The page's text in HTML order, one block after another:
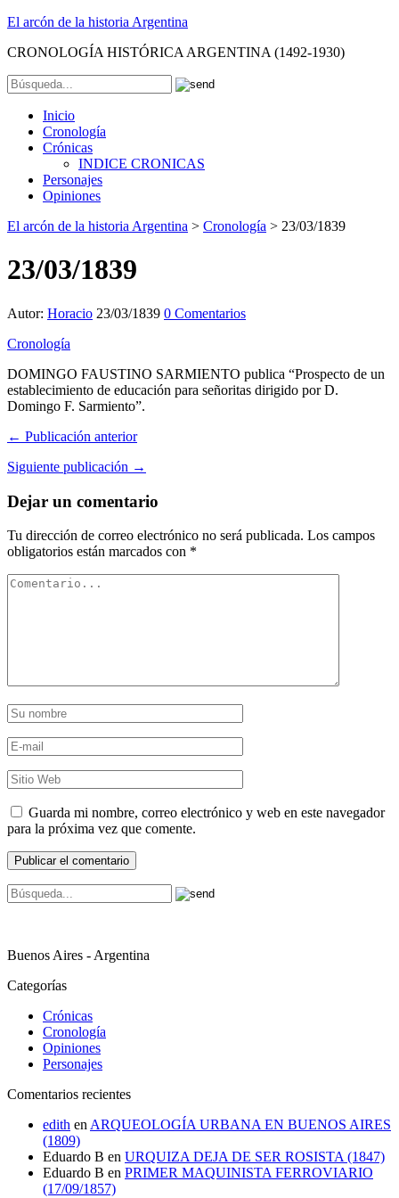
El arcón de la historia Argentina
CRONOLOGÍA HISTÓRICA ARGENTINA (1492-1930)
Inicio
Cronología
Crónicas
INDICE CRONICAS
Personajes
Opiniones
El arcón de la historia Argentina > Cronología > 23/03/1839
23/03/1839
Autor: Horacio 23/03/1839 0 Comentarios
Cronología
DOMINGO FAUSTINO SARMIENTO publica “Prospecto de un
establecimiento de educación para señoritas dirigido por D.
Domingo F. Sarmiento”.
← Publicación anterior
Siguiente publicación →
Dejar un comentario
Tu dirección de correo electrónico no será publicada. Los campos
obligatorios están marcados con *
Guarda mi nombre, correo electrónico y web en este navegador
para la próxima vez que comente.
Buenos Aires - Argentina
Categorías
Crónicas
Cronología
Opiniones
Personajes
Comentarios recientes
edith en ARQUEOLOGÍA URBANA EN BUENOS AIRES
(1809)
Eduardo B en URQUIZA DEJA DE SER ROSISTA (1847)
Eduardo B en PRIMER MAQUINISTA FERROVIARIO
(17/09/1857)